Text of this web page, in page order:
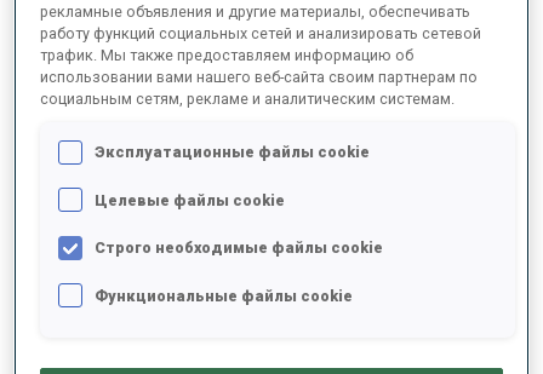
ИНФОРМАЦИЯ
рекламные объявления и другие материалы, обеспечивать
работу функций социальных сетей и анализировать сетевой
трафик. Мы также предоставляем информацию об
использовании вами нашего веб-сайта своим партнерам по
социальным сетям, рекламе и аналитическим системам.
Эксплуатационные файлы cookie
Целевые файлы cookie
Строго необходимые файлы cookie
Функциональные файлы cookie